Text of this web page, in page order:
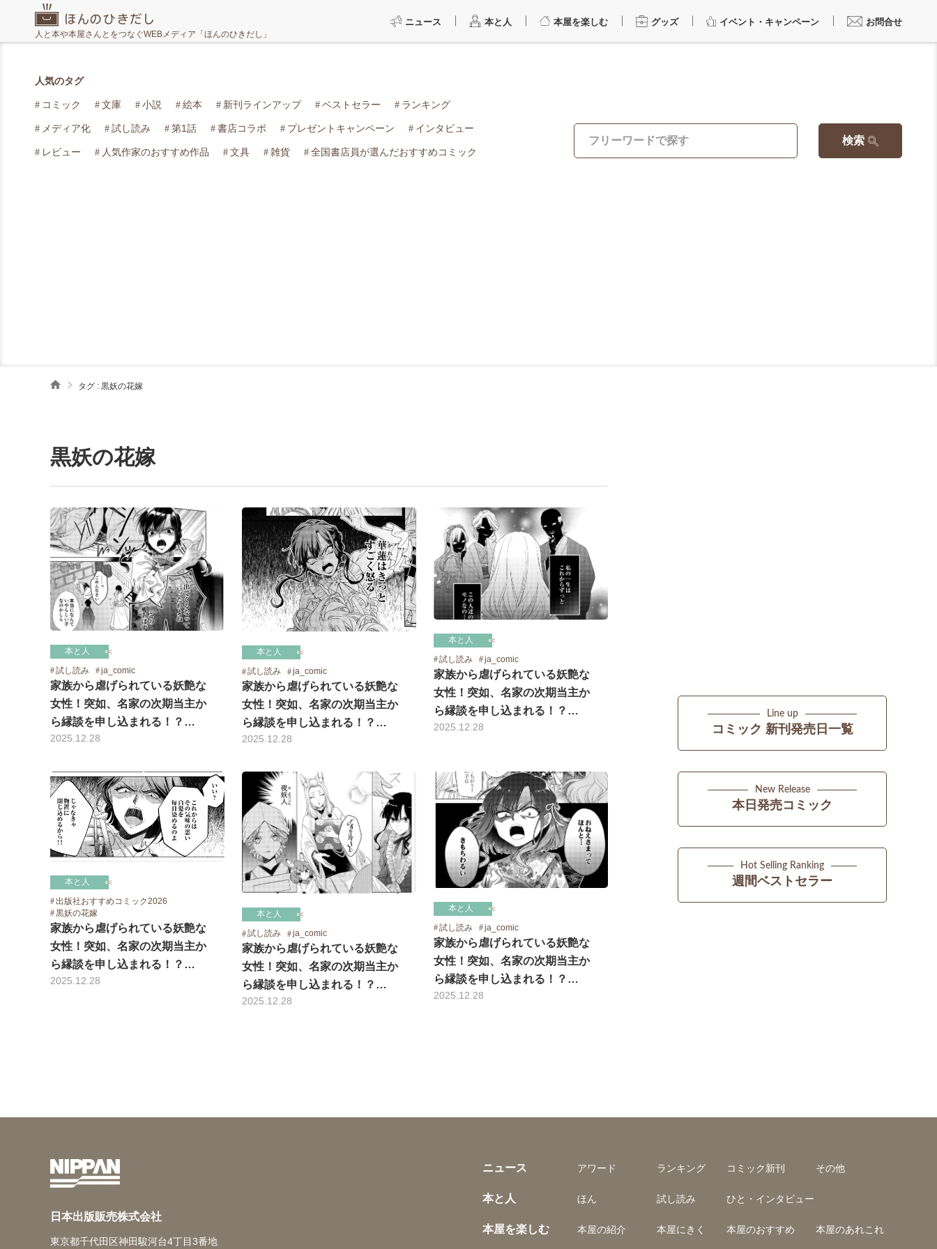
人と本や本屋さんとをつなぐWEBメディア「ほんのひきだし」
ニュース 本と人 本屋を楽しむ グッズ イベント・キャンペーン お問合せ
人気のタグ
コミック 文庫 小説 絵本 新刊ラインアップ ベストセラー ランキング
メディア化 試し読み 第1話 書店コラボ プレゼントキャンペーン インタビュー
レビュー 人気作家のおすすめ作品 文具 雑貨 全国書店員が選んだおすすめコミック
検索
タグ : 黒妖の花嫁
黒妖の花嫁
本と人
試し読み
ja_comic
家族から虐げられている妖艶な
女性！突如、名家の次期当主か
ら縁談を申し込まれる！？…
2025.12.28
本と人
試し読み
ja_comic
家族から虐げられている妖艶な
女性！突如、名家の次期当主か
ら縁談を申し込まれる！？…
2025.12.28
本と人
試し読み
ja_comic
家族から虐げられている妖艶な
女性！突如、名家の次期当主か
ら縁談を申し込まれる！？…
2025.12.28
本と人
出版社おすすめコミック2026
黒妖の花嫁
家族から虐げられている妖艶な
女性！突如、名家の次期当主か
ら縁談を申し込まれる！？…
2025.12.28
本と人
試し読み
ja_comic
家族から虐げられている妖艶な
女性！突如、名家の次期当主か
ら縁談を申し込まれる！？…
2025.12.28
本と人
試し読み
ja_comic
家族から虐げられている妖艶な
女性！突如、名家の次期当主か
ら縁談を申し込まれる！？…
2025.12.28
Line up
コミック 新刊発売日一覧
New Release
本日発売コミック
Hot Selling Ranking
週間ベストセラー
日本出版販売株式会社
東京都千代田区神田駿河台4丁目3番地
ニュース アワード ランキング コミック新刊 その他
本と人 ほん 試し読み ひと・インタビュー
本屋を楽しむ 本屋の紹介 本屋にきく 本屋のおすすめ 本屋のあれこれ